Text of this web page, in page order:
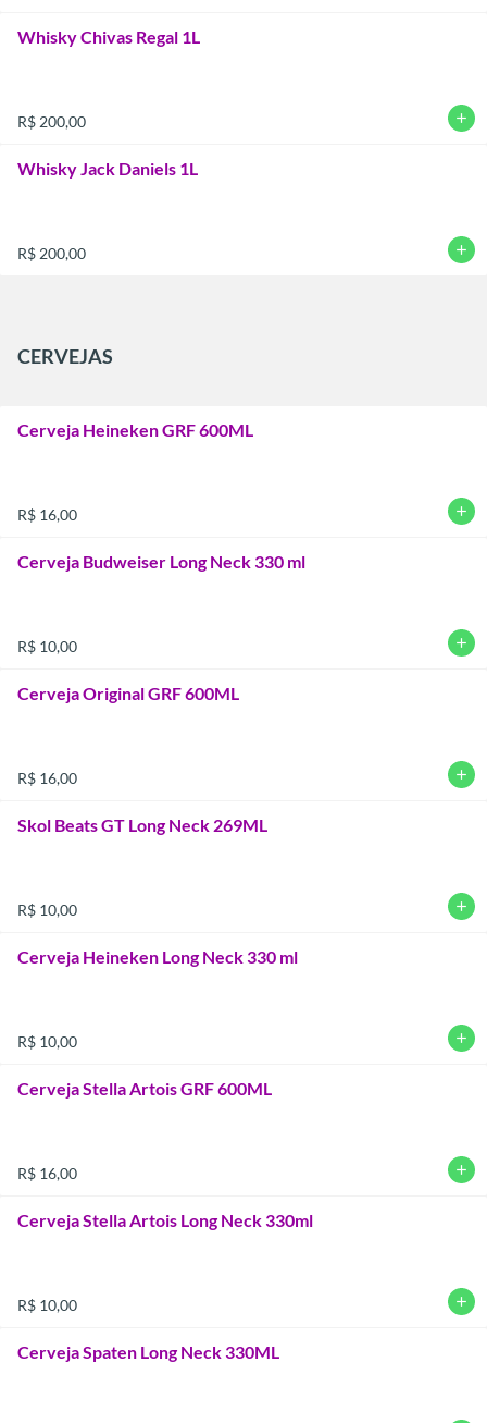
Whisky Chivas Regal 1L
R$ 200,00 add
Whisky Jack Daniels 1L
R$ 200,00 add
CERVEJAS
Cerveja Heineken GRF 600ML
R$ 16,00 add
Cerveja Budweiser Long Neck 330 ml
R$ 10,00 add
Cerveja Original GRF 600ML
R$ 16,00 add
Skol Beats GT Long Neck 269ML
R$ 10,00 add
Cerveja Heineken Long Neck 330 ml
R$ 10,00 add
Cerveja Stella Artois GRF 600ML
R$ 16,00 add
Cerveja Stella Artois Long Neck 330ml
R$ 10,00 add
Cerveja Spaten Long Neck 330ML